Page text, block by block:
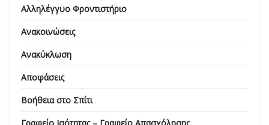
Αλληλέγγυο Φροντιστήριο
Ανακοινώσεις
Ανακύκλωση
Αποφάσεις
Βοήθεια στο Σπίτι